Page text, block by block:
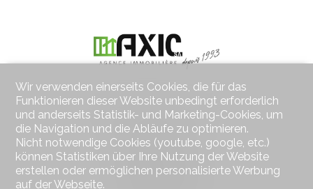
Kontaktieren Sie uns
AXIC SA
Rue des Moulins 18
2800 Delémont
Tel. 032 422 64 67
Mob.
079 439 59 20
Wir verwenden einerseits Cookies, die für das
Funktionieren dieser Website unbedingt erforderlich
und anderseits Statistik- und Marketing-Cookies, um
die Navigation und die Abläufe zu optimieren.
Nicht notwendige Cookies (youtube, google, etc.)
können Statistiken über Ihre Nutzung der Website
erstellen oder ermöglichen personalisierte Werbung
auf der Webseite.